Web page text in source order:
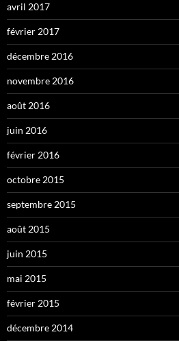
avril 2017
février 2017
décembre 2016
novembre 2016
août 2016
juin 2016
février 2016
octobre 2015
septembre 2015
août 2015
juin 2015
mai 2015
février 2015
décembre 2014